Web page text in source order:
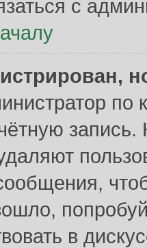
с
по
в